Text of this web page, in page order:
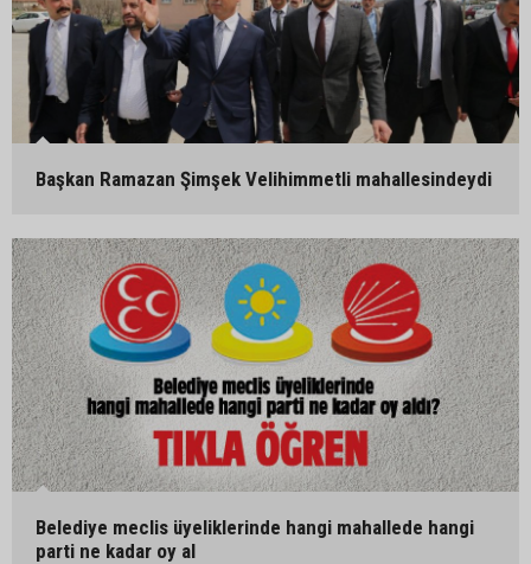
Başkan Ramazan Şimşek Velihimmetli mahallesindeydi
Belediye meclis üyeliklerinde hangi mahallede hangi
parti ne kadar oy al